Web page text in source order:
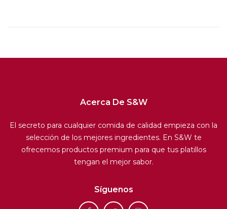
Acerca De S&W
El secreto para cualquier comida de calidad empieza con la
selección de los mejores ingredientes. En S&W te
ofrecemos productos premium para que tus platillos
tengan el mejor sabor.
Síguenos